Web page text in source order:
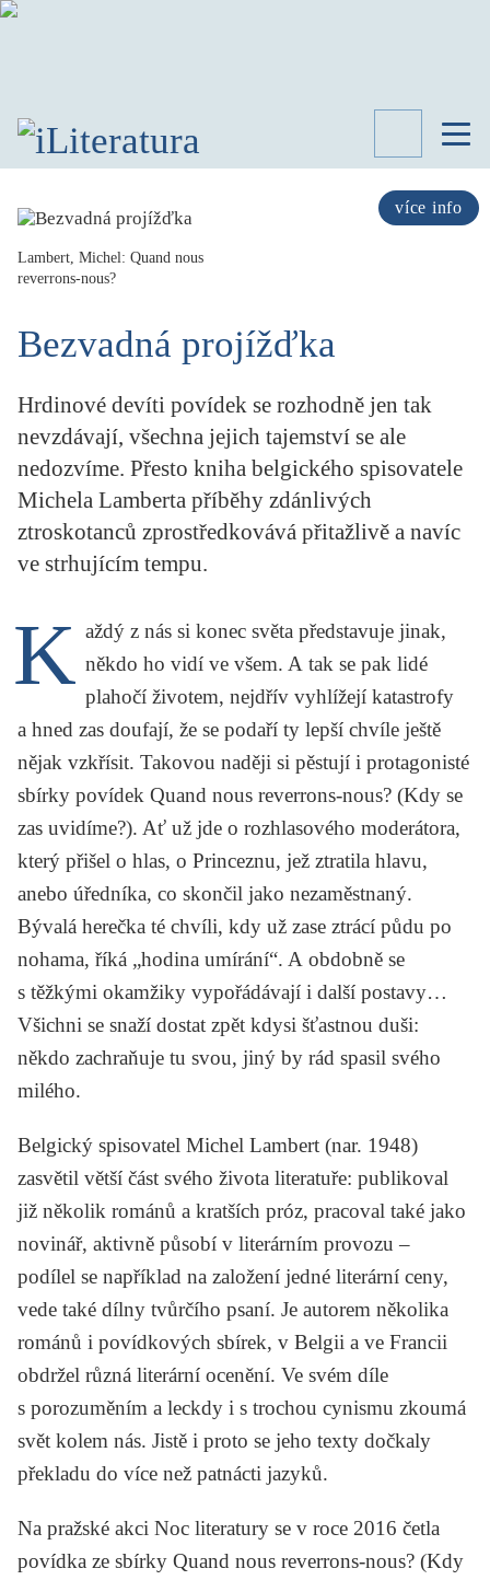
více info
SPISOVATELÉ
KATEGORIE
PŘEHLED
STUDIE
KRITIKA PŘEKLADU
ILIGLOSA
Lambert, Michel: Quand nous
reverrons-nous?
Bezvadná projížďka
Hrdinové devíti povídek se rozhodně jen tak
nevzdávají, všechna jejich tajemství se ale
nedozvíme. Přesto kniha belgického spisovatele
Michela Lamberta příběhy zdánlivých
ztroskotanců zprostředkovává přitažlivě a navíc
ve strhujícím tempu.
K aždý z nás si konec světa představuje jinak,
někdo ho vidí ve všem. A tak se pak lidé
plahočí životem, nejdřív vyhlížejí katastrofy
a hned zas doufají, že se podaří ty lepší chvíle ještě
nějak vzkřísit. Takovou naději si pěstují i protagonisté
sbírky povídek Quand nous reverrons-nous? (Kdy se
zas uvidíme?). Ať už jde o rozhlasového moderátora,
který přišel o hlas, o Princeznu, jež ztratila hlavu,
anebo úředníka, co skončil jako nezaměstnaný.
Bývalá herečka té chvíli, kdy už zase ztrácí půdu po
nohama, říká „hodina umírání“. A obdobně se
s těžkými okamžiky vypořádávají i další postavy…
Všichni se snaží dostat zpět kdysi šťastnou duši:
někdo zachraňuje tu svou, jiný by rád spasil svého
milého.
Belgický spisovatel Michel Lambert (nar. 1948)
zasvětil větší část svého života literatuře: publikoval
již několik románů a kratších próz, pracoval také jako
novinář, aktivně působí v literárním provozu –
podílel se například na založení jedné literární ceny,
vede také dílny tvůrčího psaní. Je autorem několika
románů i povídkových sbírek, v Belgii a ve Francii
obdržel různá literární ocenění. Ve svém díle
s porozuměním a leckdy i s trochou cynismu zkoumá
svět kolem nás. Jistě i proto se jeho texty dočkaly
překladu do více než patnácti jazyků.
Na pražské akci Noc literatury se v roce 2016 četla
povídka ze sbírky Quand nous reverrons-nous? (Kdy